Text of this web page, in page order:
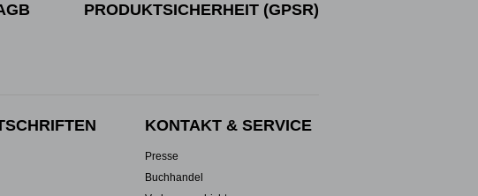
PRODUKTSICHERHEIT (GPSR)
KONTAKT & SERVICE
Presse
Buchhandel